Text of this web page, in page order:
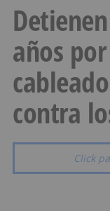
años
contra
Click